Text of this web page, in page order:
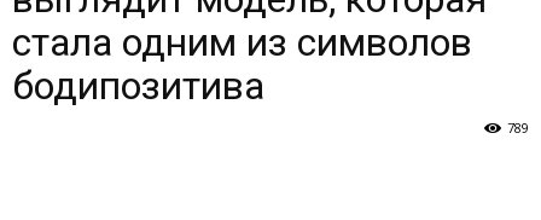
стала одним из символов
бодипозитива
789